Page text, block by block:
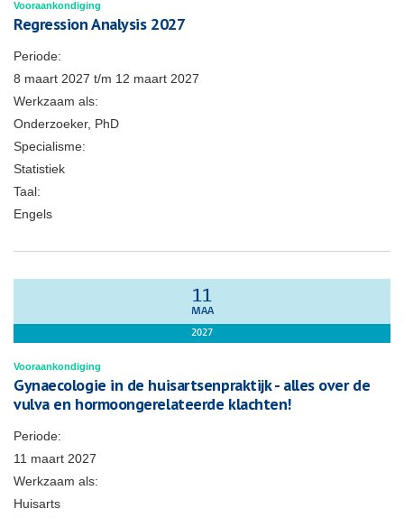
Vooraankondiging
Regression Analysis 2027
Periode:
8 maart 2027 t/m 12 maart 2027
Werkzaam als:
Onderzoeker, PhD
Specialisme:
Statistiek
Taal:
Engels
11
MAA
2027
Vooraankondiging
Gynaecologie in de huisartsenpraktijk - alles over de
vulva en hormoongerelateerde klachten!
Periode:
11 maart 2027
Werkzaam als:
Huisarts